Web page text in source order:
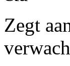
Zegt